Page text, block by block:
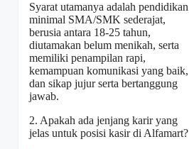
Syarat utamanya adalah pendidikan
minimal SMA/SMK sederajat,
berusia antara 18-25 tahun,
diutamakan belum menikah, serta
memiliki penampilan rapi,
kemampuan komunikasi yang baik,
dan sikap jujur serta bertanggung
jawab.
2. Apakah ada jenjang karir yang
jelas untuk posisi kasir di Alfamart?